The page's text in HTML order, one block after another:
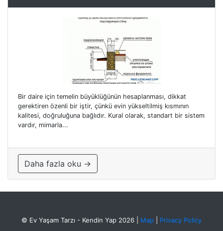
Bir daire için temelin büyüklüğünün hesaplanması, dikkat
gerektiren özenli bir iştir, çünkü evin yükseltilmiş kısmının
kalitesi, doğruluğuna bağlıdır. Kural olarak, standart bir sistem
vardır, mimarla...
Daha fazla oku →
© Ev Yaşam Tarzı - Kendin Yap 2026 Map Privacy Policy